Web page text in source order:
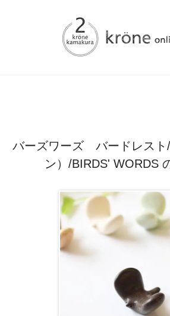
バーズワーズ バードレスト
ン）/BIRDS' WORDS